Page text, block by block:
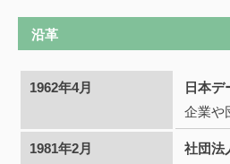
沿革
1962年4月
日本
企業や
1981年2月
社団法